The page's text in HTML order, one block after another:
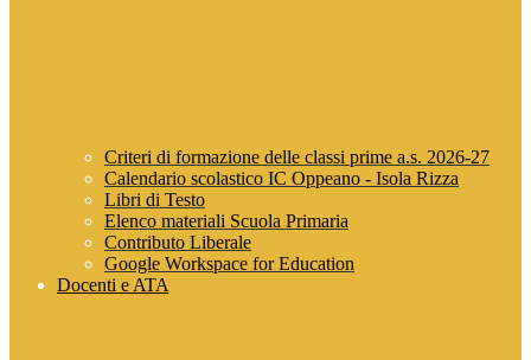
Criteri di formazione delle classi prime a.s. 2026-27
Calendario scolastico IC Oppeano - Isola Rizza
Libri di Testo
Elenco materiali Scuola Primaria
Contributo Liberale
Google Workspace for Education
Docenti e ATA